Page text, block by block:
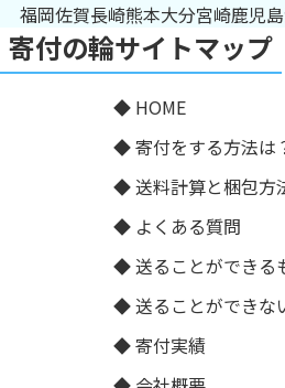
福岡佐賀長崎熊本大分宮崎鹿児島
寄付の輪サイトマップ
HOME
寄付をする方法は
送料計算と梱包方
よくある質問
送ることができる
送ることができな
寄付実績